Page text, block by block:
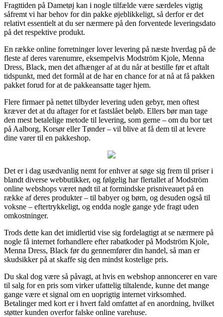
Fragttiden på Dametøj kan i nogle tilfælde være særdeles vigtig
såfremt vi har behov for din pakke øjeblikkeligt, så derfor er det
relativt essentielt at du ser nærmere på den forventede leveringsdato
på det respektive produkt.
En række online forretninger lover levering på næste hverdag på de
fleste af deres varenumre, eksempelvis Modström Kjole, Menna
Dress, Black, men det afhænger af at du når at bestille før et aftalt
tidspunkt, med det formål at de har en chance for at nå at få pakken
pakket forud for at de pakkeansatte tager hjem.
Flere firmaer på nettet tilbyder levering uden gebyr, men oftest
kræver det at du aftager for et fastslået beløb. Ellers bør man tage
den mest betalelige metode til levering, som gerne – om du bor tæt
på Aalborg, Korsør eller Tønder – vil blive at få dem til at levere
dine varer til en pakkeshop.
Det er i dag usædvanlig nemt for enhver at søge sig frem til priser i
blandt diverse webbutikker, og følgelig har flertallet af Modström
online webshops været nødt til at formindske prisniveauet på en
række af deres produkter – til babyer og børn, og desuden også til
voksne – eftertrykkeligt, og endda nogle gange yde fragt uden
omkostninger.
Trods dette kan det imidlertid vise sig fordelagtigt at se nærmere på
nogle få internet forhandlere efter rabatkoder på Modström Kjole,
Menna Dress, Black før du gennemfører din handel, så man er
skudsikker på at skaffe sig den mindst kostelige pris.
Du skal dog være så påvagt, at hvis en webshop annoncerer en vare
til salg for en pris som virker ufattelig tiltalende, kunne det mange
gange være et signal om en uoprigtig internet virksomhed.
Betalinger med kort er i hvert fald omfattet af en anordning, hvilket
støtter kunden overfor falske online varehuse.